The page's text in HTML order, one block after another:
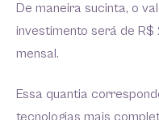
De maneira sucinta, o
investimento será de
mensal.
Essa quantia